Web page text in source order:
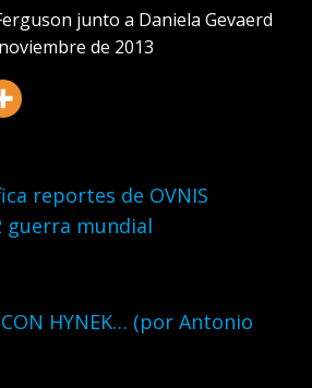
junto a Daniela Gevaerd
de 2013
reportes de OVNIS
guerra mundial
CON HYNEK… (por Antonio